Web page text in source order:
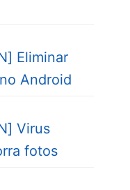
Eliminar
Android
Virus
fotos